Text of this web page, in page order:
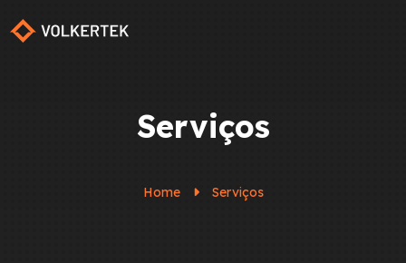
Serviços
Home Serviços